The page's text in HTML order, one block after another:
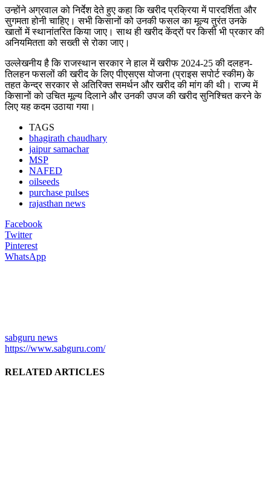
उन्होंने अग्रवाल को निर्देश देते हुए कहा कि खरीद प्रक्रिया में पारदर्शिता और
सुगमता होनी चाहिए। सभी किसानों को उनकी फसल का मूल्य तुरंत उनके
खातों में स्थानांतरित किया जाए। साथ ही खरीद केंद्रों पर किसी भी प्रकार की
अनियमितता को सख्ती से रोका जाए।
उल्लेखनीय है कि राजस्थान सरकार ने हाल में खरीफ 2024-25 की दलहन-
तिलहन फसलों की खरीद के लिए पीएसएस योजना (प्राइस सपोर्ट स्कीम) के
तहत केन्द्र सरकार से अतिरिक्त समर्थन और खरीद की मांग की थी। राज्य में
किसानों को उचित मूल्य दिलाने और उनकी उपज की खरीद सुनिश्चित करने के
लिए यह कदम उठाया गया।
TAGS
bhagirath chaudhary
jaipur samachar
MSP
NAFED
oilseeds
purchase pulses
rajasthan news
Facebook
Twitter
Pinterest
WhatsApp
sabguru news
https://www.sabguru.com/
RELATED ARTICLES